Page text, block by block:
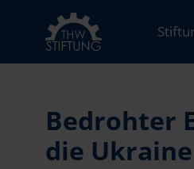
Bedrohter
die Ukraine